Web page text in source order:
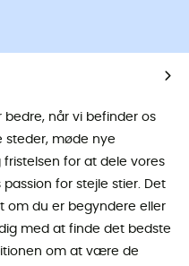
bedre, når vi befinder os
steder, møde nye
for at dele vores
for stejle stier. Det
om du er begyndere eller
med at finde det bedste
om at være de